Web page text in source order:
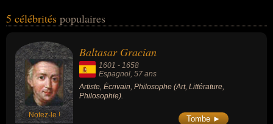
du théâtre. Ces célébrités peuvent également avoir été artiste,
dramaturge ou poète. En ce qui concerne leurs nationalités au
moment de leurs morts, ils peuvent avoir été espagnol ou francais
par exemple.
5 célébrités populaires
Notez-le !
Baltasar Gracian
1601 - 1658
Espagnol, 57 ans
Artiste, Écrivain, Philosophe (Art, Littérature,
Philosophie).
Tombe ►